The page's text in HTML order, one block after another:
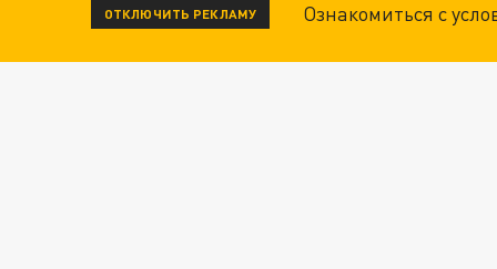
ОТКЛЮЧИТЬ РЕКЛАМУ Ознакомиться с